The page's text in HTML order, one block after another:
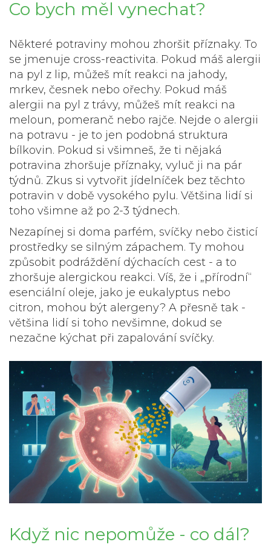
Co bych měl vynechat?
Některé potraviny mohou zhoršit příznaky. To
se jmenuje cross-reactivita. Pokud máš alergii
na pyl z lip, můžeš mít reakci na jahody,
mrkev, česnek nebo ořechy. Pokud máš
alergii na pyl z trávy, můžeš mít reakci na
meloun, pomeranč nebo rajče. Nejde o alergii
na potravu - je to jen podobná struktura
bílkovin. Pokud si všimneš, že ti nějaká
potravina zhoršuje příznaky, vyluč ji na pár
týdnů. Zkus si vytvořit jídelníček bez těchto
potravin v době vysokého pylu. Většina lidí si
toho všimne až po 2-3 týdnech.
Nezapínej si doma parfém, svíčky nebo čisticí
prostředky se silným zápachem. Ty mohou
způsobit podráždění dýchacích cest - a to
zhoršuje alergickou reakci. Víš, že i „přírodní“
esenciální oleje, jako je eukalyptus nebo
citron, mohou být alergeny? A přesně tak -
většina lidí si toho nevšimne, dokud se
nezačne kýchat při zapalování svíčky.
Když nic nepomůže - co dál?